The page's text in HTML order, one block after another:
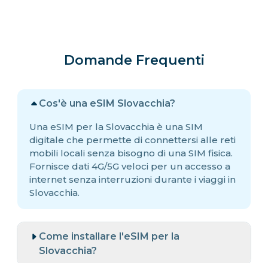
Domande Frequenti
Cos'è una eSIM Slovacchia?
Una eSIM per la Slovacchia è una SIM
digitale che permette di connettersi alle reti
mobili locali senza bisogno di una SIM fisica.
Fornisce dati 4G/5G veloci per un accesso a
internet senza interruzioni durante i viaggi in
Slovacchia.
Come installare l'eSIM per la
Slovacchia?